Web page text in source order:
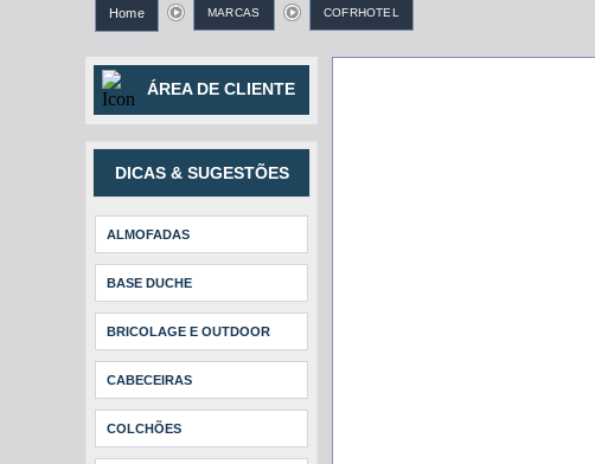
Home MARCAS COFRHOTEL
ÁREA DE CLIENTE
DICAS & SUGESTÕES
ALMOFADAS
BASE DUCHE
BRICOLAGE E OUTDOOR
CABECEIRAS
COLCHÕES